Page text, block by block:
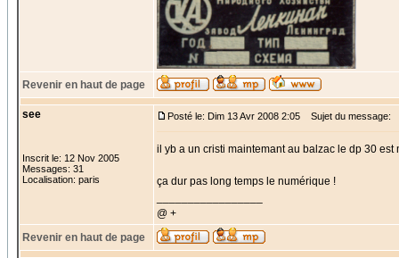
Revenir en haut de page
see
Inscrit le: 12 Nov 2005
Messages: 31
Localisation: paris
Posté le: Dim 13 Avr 2008 2:05 Sujet du message:
il yb a un cristi maintemant au balzac le dp 30 est
ça dur pas long temps le numérique !
@ +
Revenir en haut de page